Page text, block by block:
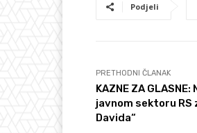
Podjeli
PRETHODNI ČLANAK
KAZNE ZA
javnom sektoru RS
Davida“